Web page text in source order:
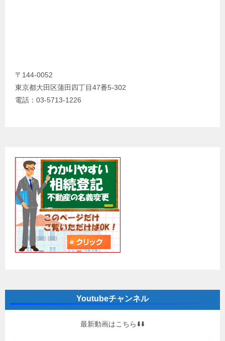
〒144-0052
東京都大田区蒲田四丁目47番5-302
電話：03-5713-1226
Youtubeチャンネル
最新動画はこちら⬇️⬇️